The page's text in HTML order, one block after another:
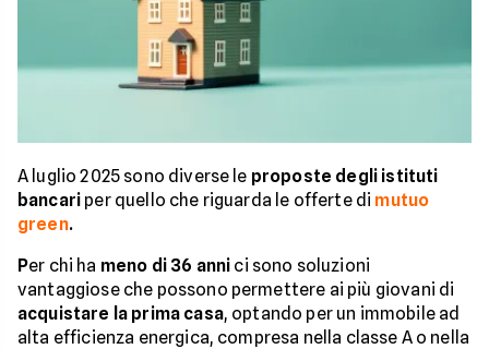
A luglio 2025 sono diverse le proposte degli istituti
bancari per quello che riguarda le offerte di mutuo
green.
Per chi ha meno di 36 anni ci sono soluzioni
vantaggiose che possono permettere ai più giovani di
acquistare la prima casa, optando per un immobile ad
alta efficienza energica, compresa nella classe A o nella